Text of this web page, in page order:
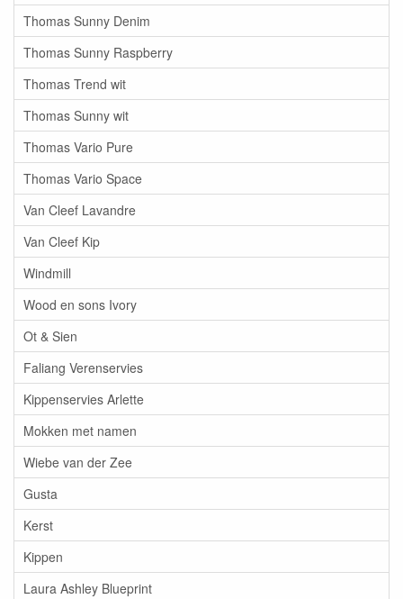
Thomas Sunny Denim
Thomas Sunny Raspberry
Thomas Trend wit
Thomas Sunny wit
Thomas Vario Pure
Thomas Vario Space
Van Cleef Lavandre
Van Cleef Kip
Windmill
Wood en sons Ivory
Ot & Sien
Faliang Verenservies
Kippenservies Arlette
Mokken met namen
Wiebe van der Zee
Gusta
Kerst
Kippen
Laura Ashley Blueprint